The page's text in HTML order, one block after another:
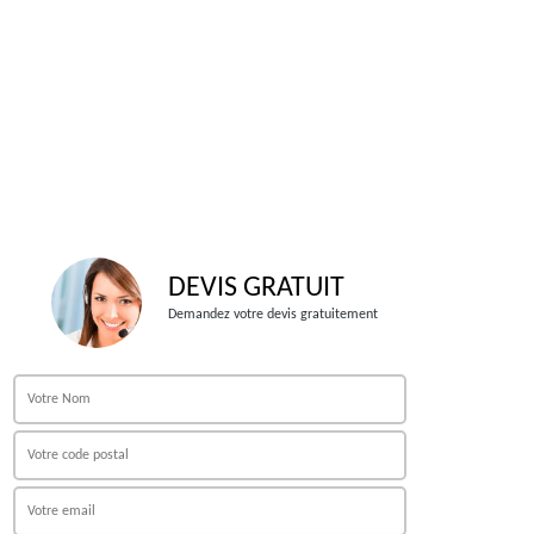
DEVIS GRATUIT
Demandez votre devis gratuitement